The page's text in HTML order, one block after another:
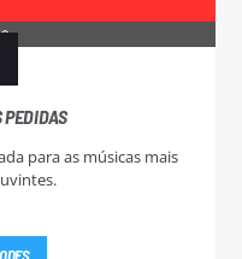
PEDIDAS
para as músicas mais